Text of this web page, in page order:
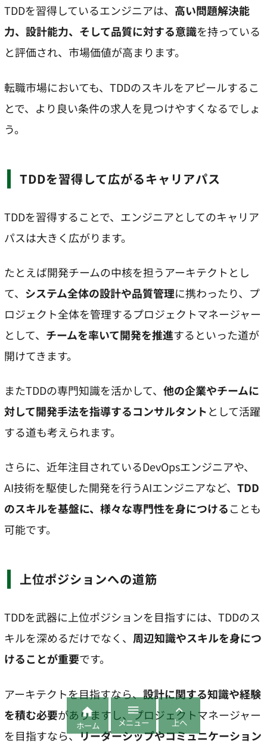
TDDを習得しているエンジニアは、 高い問題解決能
力、設計能力、そして品質に対する意識を持っている
と評価され、市場価値が高まります。
転職市場においても、TDDのスキルをアピールするこ
とで、より良い条件の求人を見つけやすくなるでしょ
う。
TDDを習得して広がるキャリアパス
TDDを習得することで、エンジニアとしてのキャリア
パスは大きく広がります。
たとえば開発チームの中核を担うアーキテクトとし
て、 システム全体の設計や品質管理に携わったり、プ
ロジェクト全体を管理するプロジェクトマネージャー
として、 チームを率いて開発を推進するといった道が
開けてきます。
またTDDの専門知識を活かして、 他の企業やチームに
対して開発手法を指導するコンサルタントとして活躍
する道も考えられます。
さらに、近年注目されているDevOpsエンジニアや、
AI技術を駆使した開発を行うAIエンジニアなど、 TDD
のスキルを基盤に、様々な専門性を身につけることも
可能です。
上位ポジションへの道筋
TDDを武器に上位ポジションを目指すには、TDDのス
キルを深めるだけでなく、 周辺知識やスキルを身につ
けることが重要です。
アーキテクトを目指すなら、設計に関する知識や経験
を積む必要がありますし、プロジェクトマネージャー
を目指すなら、リーダーシップやコミュニケーション

ホーム

メニュー

上へ